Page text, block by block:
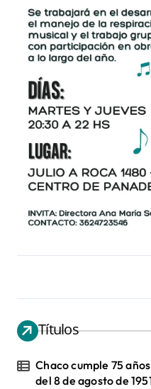
Títulos
Chaco cumple 75
del 8 de agosto de